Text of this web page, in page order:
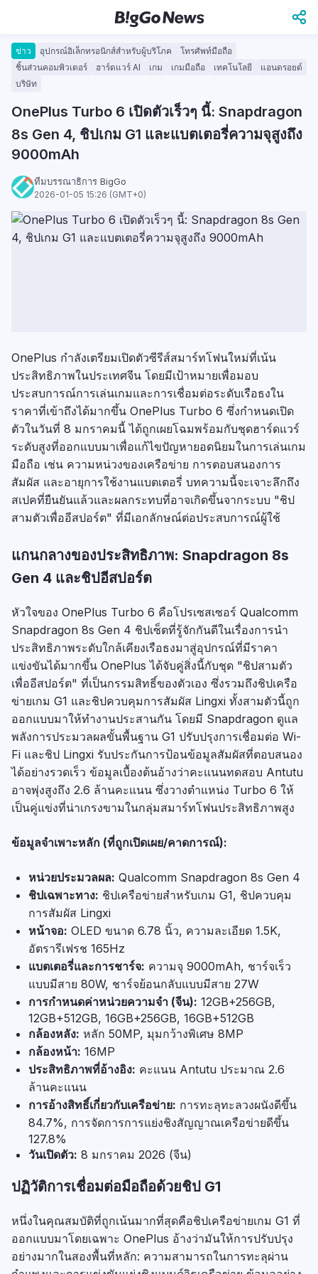
ข่าว อุปกรณ์อิเล็กทรอนิกส์สำหรับผู้บริโภค
โทรศัพท์มือถือ
ชิ้นส่วนคอมพิวเตอร์
ฮาร์ดแวร์ AI เกม เกมมือถือ เทคโนโลยี
แอนดรอยด์
บริษัท
OnePlus Turbo 6 เปิดตัวเร็วๆ นี้: Snapdragon
8s Gen 4, ชิปเกม G1 และแบตเตอรี่ความจุสูงถึง
9000mAh
ทีมบรรณาธิการ BigGo
2026-01-05 15:26 (GMT+0)
OnePlus กำลังเตรียมเปิดตัวซีรีส์สมาร์ทโฟนใหม่ที่เน้น
ประสิทธิภาพในประเทศจีน โดยมีเป้าหมายเพื่อมอบ
ประสบการณ์การเล่นเกมและการเชื่อมต่อระดับเรือธงใน
ราคาที่เข้าถึงได้มากขึ้น OnePlus Turbo 6 ซึ่งกำหนดเปิด
ตัวในวันที่ 8 มกราคมนี้ ได้ถูกเผยโฉมพร้อมกับชุดฮาร์ดแวร์
ระดับสูงที่ออกแบบมาเพื่อแก้ไขปัญหายอดนิยมในการเล่นเกม
มือถือ เช่น ความหน่วงของเครือข่าย การตอบสนองการ
สัมผัส และอายุการใช้งานแบตเตอรี่ บทความนี้จะเจาะลึกถึง
สเปคที่ยืนยันแล้วและผลกระทบที่อาจเกิดขึ้นจากระบบ "ชิป
สามตัวเพื่ออีสปอร์ต" ที่มีเอกลักษณ์ต่อประสบการณ์ผู้ใช้
แกนกลางของประสิทธิภาพ: Snapdragon 8s
Gen 4 และชิปอีสปอร์ต
หัวใจของ OnePlus Turbo 6 คือโปรเซสเซอร์ Qualcomm
Snapdragon 8s Gen 4 ชิปเซ็ตที่รู้จักกันดีในเรื่องการนำ
ประสิทธิภาพระดับใกล้เคียงเรือธงมาสู่อุปกรณ์ที่มีราคา
แข่งขันได้มากขึ้น OnePlus ได้จับคู่สิ่งนี้กับชุด "ชิปสามตัว
เพื่ออีสปอร์ต" ที่เป็นกรรมสิทธิ์ของตัวเอง ซึ่งรวมถึงชิปเครือ
ข่ายเกม G1 และชิปควบคุมการสัมผัส Lingxi ทั้งสามตัวนี้ถูก
ออกแบบมาให้ทำงานประสานกัน โดยมี Snapdragon ดูแล
พลังการประมวลผลขั้นพื้นฐาน G1 ปรับปรุงการเชื่อมต่อ Wi-
Fi และชิป Lingxi รับประกันการป้อนข้อมูลสัมผัสที่ตอบสนอง
ได้อย่างรวดเร็ว ข้อมูลเบื้องต้นอ้างว่าคะแนนทดสอบ Antutu
อาจพุ่งสูงถึง 2.6 ล้านคะแนน ซึ่งวางตำแหน่ง Turbo 6 ให้
เป็นคู่แข่งที่น่าเกรงขามในกลุ่มสมาร์ทโฟนประสิทธิภาพสูง
ข้อมูลจำเพาะหลัก (ที่ถูกเปิดเผย/คาดการณ์):
หน่วยประมวลผล: Qualcomm Snapdragon 8s Gen 4
ชิปเฉพาะทาง: ชิปเครือข่ายสำหรับเกม G1, ชิปควบคุม
การสัมผัส Lingxi
หน้าจอ: OLED ขนาด 6.78 นิ้ว, ความละเอียด 1.5K,
อัตรารีเฟรช 165Hz
แบตเตอรี่และการชาร์จ: ความจุ 9000mAh, ชาร์จเร็ว
แบบมีสาย 80W, ชาร์จย้อนกลับแบบมีสาย 27W
การกำหนดค่าหน่วยความจำ (จีน): 12GB+256GB,
12GB+512GB, 16GB+256GB, 16GB+512GB
กล้องหลัง: หลัก 50MP, มุมกว้างพิเศษ 8MP
กล้องหน้า: 16MP
ประสิทธิภาพที่อ้างอิง: คะแนน Antutu ประมาณ 2.6
ล้านคะแนน
การอ้างสิทธิ์เกี่ยวกับเครือข่าย: การทะลุทะลวงผนังดีขึ้น
84.7%, การจัดการการแย่งชิงสัญญาณเครือข่ายดีขึ้น
127.8%
วันเปิดตัว: 8 มกราคม 2026 (จีน)
ปฏิวัติการเชื่อมต่อมือถือด้วยชิป G1
หนึ่งในคุณสมบัติที่ถูกเน้นมากที่สุดคือชิปเครือข่ายเกม G1 ที่
ออกแบบมาโดยเฉพาะ OnePlus อ้างว่ามันให้การปรับปรุง
อย่างมากในสองพื้นที่หลัก: ความสามารถในการทะลุผ่าน